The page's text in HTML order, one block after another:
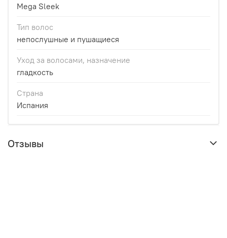
Mega Sleek
Тип волос
непослушные и пушащиеся
Уход за волосами, назначение
гладкость
Страна
Испания
Отзывы